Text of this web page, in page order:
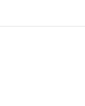
iletebilirsiniz.